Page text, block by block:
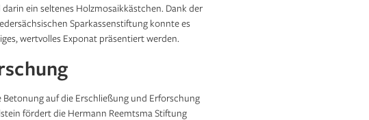
Bürgermeister
1642, 181 × 116 cm;
Freundeskreis der
St. Mariengemeinde /
1/4
ein seltenes Holzmosaikkästchen. Dank der
Sparkassenstiftung konnte es
wertvolles Exponat präsentiert werden.
auf die Erschließung und Erforschung
fördert die Hermann Reemtsma Stiftung